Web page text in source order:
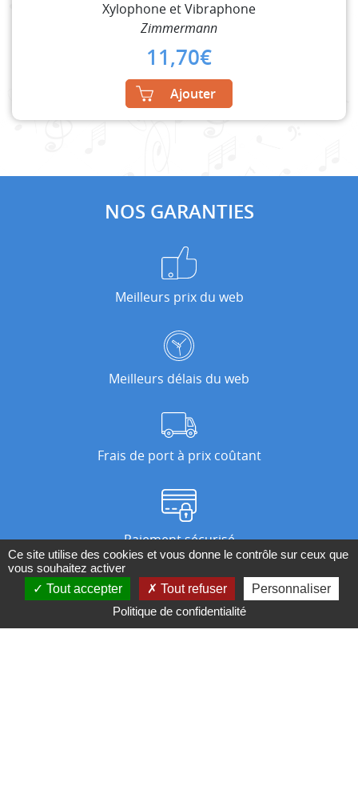
Xylophone et Vibraphone
Zimmermann
11,70€
Ajouter
NOS GARANTIES
Meilleurs prix du web
Meilleurs délais du web
Frais de port à prix coûtant
Paiement sécurisé
Nos magasins
Ce site utilise des cookies et vous donne le contrôle sur ceux que
vous souhaitez activer
Tout accepter
Tout refuser
Personnaliser
Politique de confidentialité